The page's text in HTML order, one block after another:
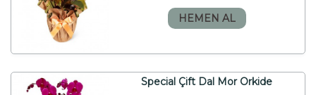
HEMEN AL
Special Çift Dal Mor Orkide